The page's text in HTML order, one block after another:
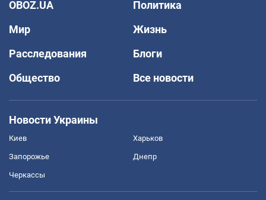
OBOZ.UA
Политика
Мир
Жизнь
Расследования
Блоги
Общество
Все новости
Новости Украины
Киев Харьков
Запорожье Днепр
Черкассы